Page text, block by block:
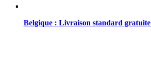
Belgique : Livraison standard gratuite